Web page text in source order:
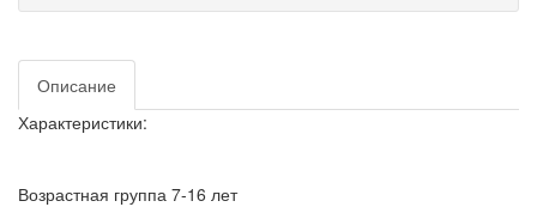
Описание
Характеристики:
Возрастная группа 7-16 лет